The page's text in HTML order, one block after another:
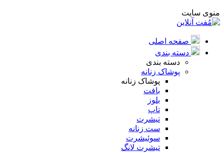
منوی سایت
صفحه اصلی
دسته بندی
دسته بندی
پوشاک زنانه
پوشاک زنانه
بافت
بلوز
تاپ
تیشرت
ست زنانه
سوئیشرت
تیشرت لانگ